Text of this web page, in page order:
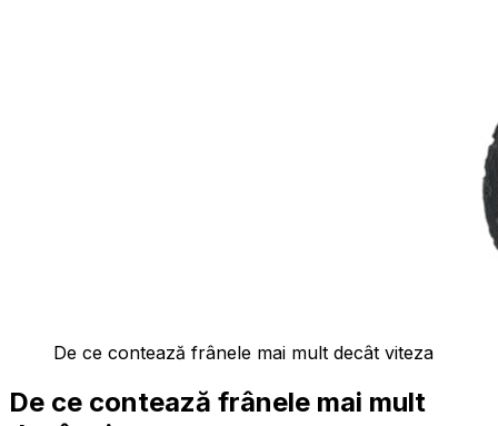
De ce contează frânele mai mult decât viteza
De ce contează frânele mai mult